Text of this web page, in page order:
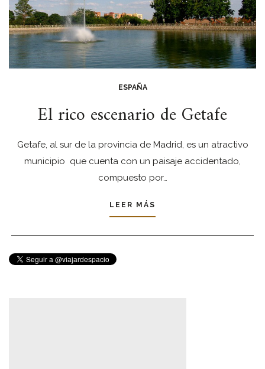
ESPAÑA
El rico escenario de Getafe
Getafe, al sur de la provincia de Madrid, es un atractivo
municipio que cuenta con un paisaje accidentado,
compuesto por…
LEER MÁS